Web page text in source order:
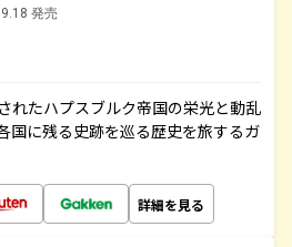
発売
れたハプスブルク帝国の栄光と動乱
国に残る史跡を巡る歴史を旅するガ
詳細を見る